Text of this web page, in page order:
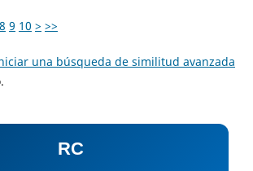
8 9 10 > >>
una búsqueda de similitud avanzada
RC